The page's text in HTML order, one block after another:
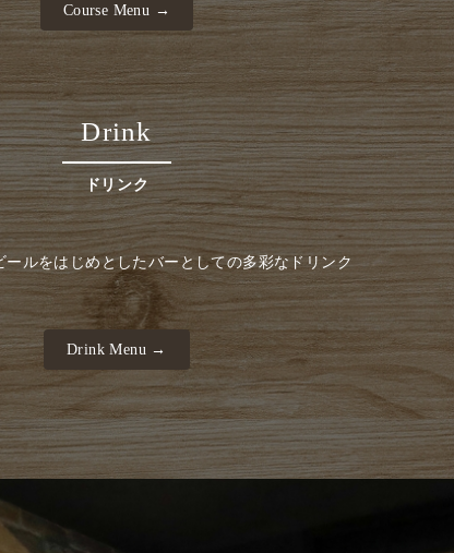
Course Menu →
Drink
ドリンク
ールをはじめとしたバーとしての多彩なドリンク
Drink Menu →